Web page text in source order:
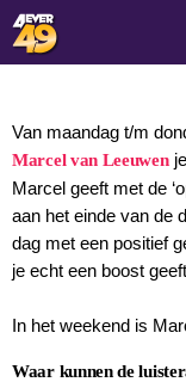
Van maandag t/m
Marcel van Leeuwen
Marcel geeft met de
aan het einde van de
dag met een positief
je echt een boost
In het weekend is
Waar kunnen de